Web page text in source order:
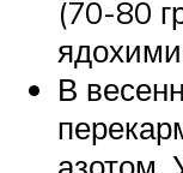
(70-80
В